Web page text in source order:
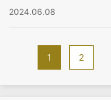
2024.06.08
1 2